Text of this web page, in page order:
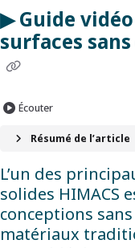
▶ Guide
surfaces
Écouter
Résumé de l’article
L’un des
solides HIMACS
conceptions
matériaux